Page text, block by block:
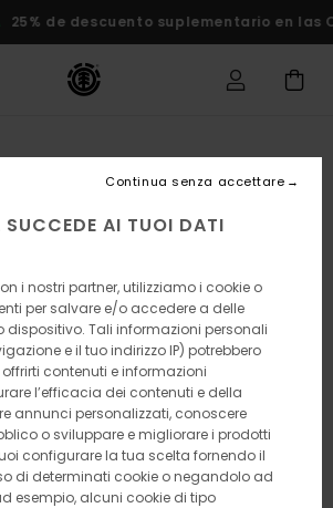
de descuento suplementario en las
AI TUOI DATI
i nostri partner, utilizziamo i cookie o
per salvare e/o accedere a delle
dispositivo. Tali informazioni personali
e il tuo indirizzo IP) potrebbero
offrirti contenuti e informazioni
l’efficacia dei contenuti e della
annunci personalizzati, conoscere
o sviluppare e migliorare i prodotti
configurare la tua scelta fornendo il
di determinati cookie o negandolo ad
esempio, alcuni cookie di tipo
Continua senza accettare